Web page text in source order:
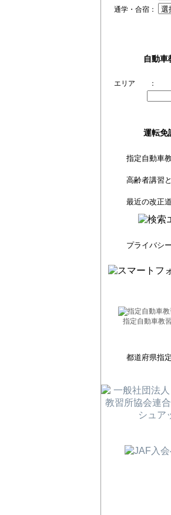
通学・合宿：
自動車
エリア ：
運転免
指定自動車
高齢者講習
最近の改正
プライバシ
指定自動車教
都道府県指